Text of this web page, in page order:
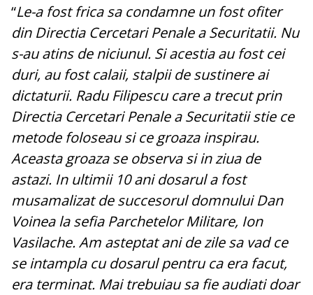
“Le-a fost frica sa condamne un fost ofiter
din Directia Cercetari Penale a Securitatii. Nu
s-au atins de niciunul. Si acestia au fost cei
duri, au fost calaii, stalpii de sustinere ai
dictaturii. Radu Filipescu care a trecut prin
Directia Cercetari Penale a Securitatii stie ce
metode foloseau si ce groaza inspirau.
Aceasta groaza se observa si in ziua de
astazi. In ultimii 10 ani dosarul a fost
musamalizat de succesorul domnului Dan
Voinea la sefia Parchetelor Militare, Ion
Vasilache. Am asteptat ani de zile sa vad ce
se intampla cu dosarul pentru ca era facut,
era terminat. Mai trebuiau sa fie audiati doar